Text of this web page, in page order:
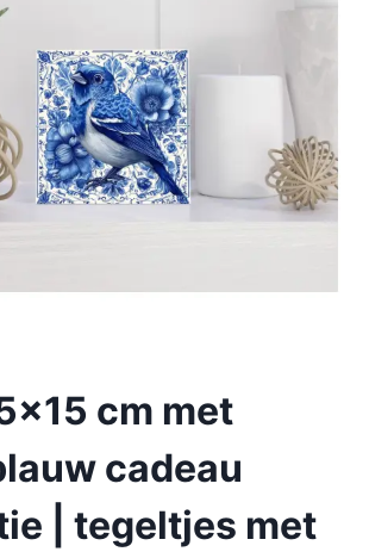
cm met
cadeau
| tegeltjes met